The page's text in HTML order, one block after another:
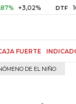
DTF 10,34%
FUERTE
DE EL NIÑO